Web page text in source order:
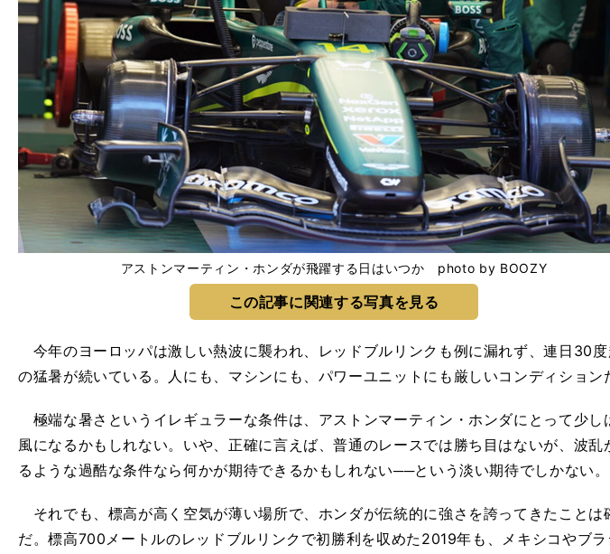
アストンマーティン・ホンダが飛躍する日はいつか photo by BOOZY
この記事に関連する写真を見る
今年のヨーロッパは激しい熱波に襲われ、レッドブルリンクも例に漏れず、連日30度
の猛暑が続いている。人にも、マシンにも、パワーユニットにも厳しいコンディション
極端な暑さというイレギュラーな条件は、アストンマーティン・ホンダにとって少し
風になるかもしれない。いや、正確に言えば、普通のレースでは勝ち目はないが、波乱
るような過酷な条件なら何かが期待できるかもしれない──という淡い期待でしかない。
それでも、標高が高く空気が薄い場所で、ホンダが伝統的に強さを誇ってきたことは
だ。標高700メートルのレッドブルリンクで初勝利を収めた2019年も、メキシコやブ